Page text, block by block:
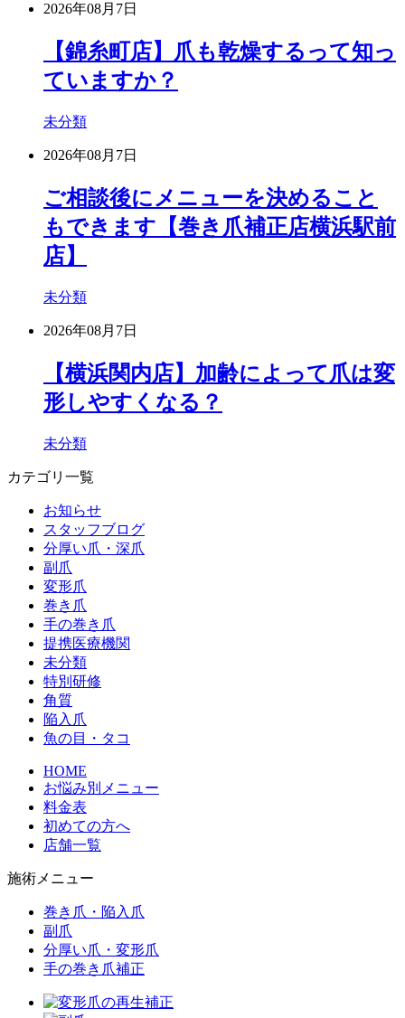
2026年08月7日
【錦糸町店】爪も乾燥するって知っ
ていますか？
未分類
2026年08月7日
ご相談後にメニューを決めること
もできます【巻き爪補正店横浜駅前
店】
未分類
2026年08月7日
【横浜関内店】加齢によって爪は変
形しやすくなる？
未分類
カテゴリ一覧
お知らせ
スタッフブログ
分厚い爪・深爪
副爪
変形爪
巻き爪
手の巻き爪
提携医療機関
未分類
特別研修
角質
陥入爪
魚の目・タコ
HOME
お悩み別メニュー
料金表
初めての方へ
店舗一覧
施術メニュー
巻き爪・陥入爪
副爪
分厚い爪・変形爪
手の巻き爪補正